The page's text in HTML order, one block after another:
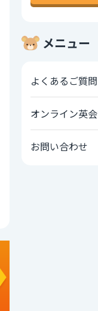
メニュー
よくあるご質問
オンライン英
お問い合わせ